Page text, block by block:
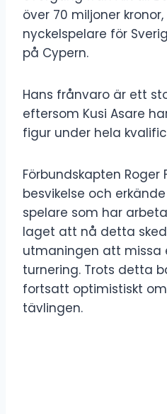
över 70 miljoner
nyckelspelare för
på Cypern.
Hans frånvaro är ett
eftersom Kusi Asare
figur under hela
Förbundskapten Roger
besvikelse och
spelare som har
laget att nå detta
utmaningen att missa
turnering. Trots detta
fortsatt optimistiskt
tävlingen.